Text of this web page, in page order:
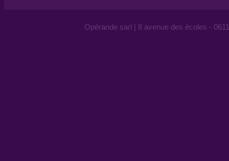
Opérande sarl | 8 avenue des écoles -